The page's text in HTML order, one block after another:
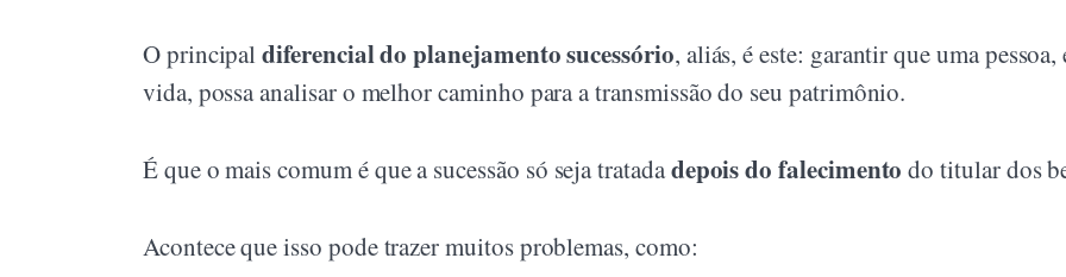
O principaldiferencial do planejamento sucessório, aliás, é este: garantir que uma pessoa,
vida, possa analisar o melhor caminho para a transmissão do seu patrimônio.
É que o mais comum é que a sucessão só seja tratadadepois do falecimento do titular dos
Acontece que isso pode trazer muitos problemas, como: